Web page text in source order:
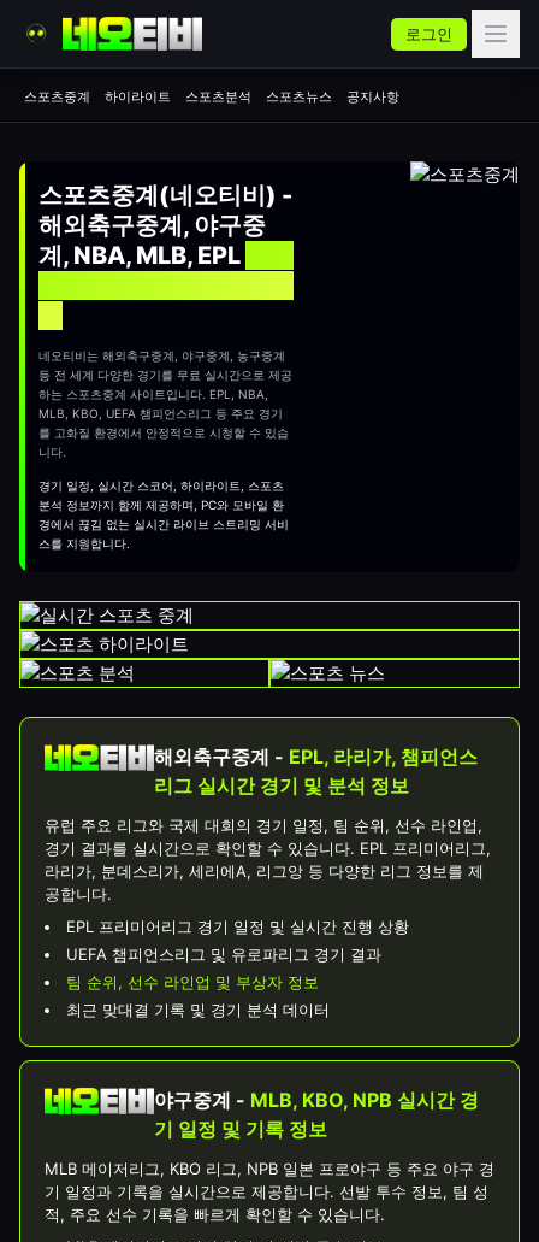
로그인
스포츠중계 하이라이트 스포츠분석 스포츠뉴스 공지사항
스포츠중계(네오티비) -
해외축구중계, 야구중
계, NBA, MLB, EPL
네오티비는 해외축구중계, 야구중계, 농구중계
등 전 세계 다양한 경기를 무료 실시간으로 제공
하는 스포츠중계 사이트입니다. EPL, NBA,
MLB, KBO, UEFA 챔피언스리그 등 주요 경기
를 고화질 환경에서 안정적으로 시청할 수 있습
니다.
경기 일정, 실시간 스코어, 하이라이트, 스포츠
분석 정보까지 함께 제공하며, PC와 모바일 환
경에서 끊김 없는 실시간 라이브 스트리밍 서비
스를 지원합니다.
해외축구중계 - EPL, 라리가, 챔피언스
리그 실시간 경기 및 분석 정보
유럽 주요 리그와 국제 대회의 경기 일정, 팀 순위, 선수 라인업,
경기 결과를 실시간으로 확인할 수 있습니다. EPL 프리미어리그,
라리가, 분데스리가, 세리에A, 리그앙 등 다양한 리그 정보를 제
공합니다.
EPL 프리미어리그 경기 일정 및 실시간 진행 상황
UEFA 챔피언스리그 및 유로파리그 경기 결과
팀 순위, 선수 라인업 및 부상자 정보
최근 맞대결 기록 및 경기 분석 데이터
야구중계 - MLB, KBO, NPB 실시간 경
기 일정 및 기록 정보
MLB 메이저리그, KBO 리그, NPB 일본 프로야구 등 주요 야구 경
기 일정과 기록을 실시간으로 제공합니다. 선발 투수 정보, 팀 성
적, 주요 선수 기록을 빠르게 확인할 수 있습니다.